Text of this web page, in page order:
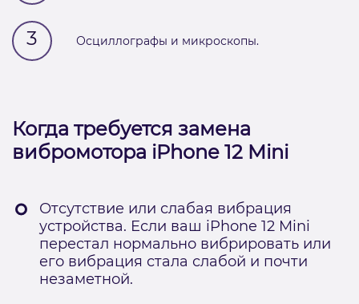
3 Осциллографы и микроскопы.
Когда требуется замена
вибромотора iPhone 12 Mini
Отсутствие или слабая вибрация
устройства. Если ваш iPhone 12 Mini
перестал нормально вибрировать или
его вибрация стала слабой и почти
незаметной.